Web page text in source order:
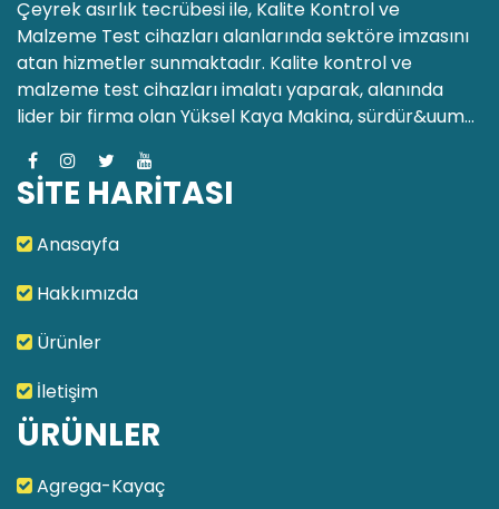
Çeyrek asırlık tecrübesi ile, Kalite Kontrol ve
Malzeme Test cihazları alanlarında sektöre imzasını
atan hizmetler sunmaktadır. Kalite kontrol ve
malzeme test cihazları imalatı yaparak, alanında
lider bir firma olan Yüksel Kaya Makina, sürdür&uum...
SİTE HARİTASI
Anasayfa
Hakkımızda
Ürünler
İletişim
ÜRÜNLER
Agrega-Kayaç